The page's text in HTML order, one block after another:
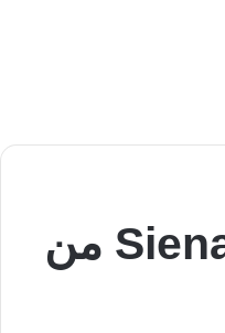
عطر Siena Valley من